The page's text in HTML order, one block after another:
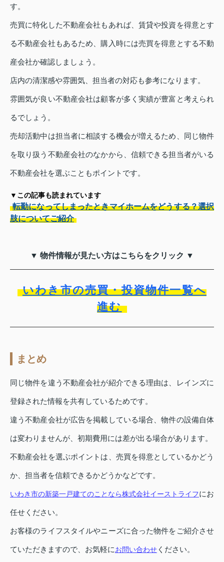
す。
売買に特化した不動産会社もあれば、賃貸や投資を得意とす
る不動産会社もあるため、購入時には売買を得意とする不動
産会社か確認しましょう。
店内の清潔感や雰囲気、担当者の対応も参考になります。
雰囲気が良い不動産会社は顧客が多く実績が豊富と考えられ
るでしょう。
売却活動中は担当者に相談する機会が増えるため、同じ物件
を取り扱う不動産会社のなかから、信頼できる担当者がいる
不動産会社を選ぶこともポイントです。
▼この記事も読まれています
転勤になってしまったときマイホームをどうする？選択
肢についてご紹介
▼ 物件情報が見たい方はこちらをクリック ▼
いわき市の売買・投資物件一覧へ
進む
まとめ
同じ物件を違う不動産会社が紹介できる理由は、レインズに
登録された情報を共有しているためです。
違う不動産会社が広告を掲載している場合、物件の設備自体
は変わりませんが、初期費用には差が出る場合があります。
不動産会社を選ぶポイントは、売買を得意としているかどう
か、担当者を信頼できるかどうかなどです。
いわき市の新築一戸建てのことなら株式会社イーストライフにお
任せください。
お客様のライフスタイルやニーズに合った物件をご紹介させ
ていただきますので、お気軽にお問い合わせ ください。